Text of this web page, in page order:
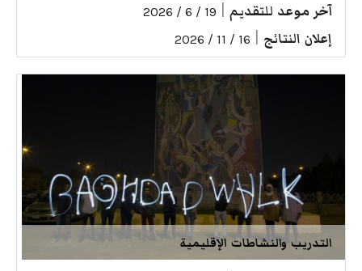
آخر موعد للتقديم 19 / 6 / 2026
إعلان النتائج 16 / 11 / 2026
التدريب والنشاطات الإقليمية